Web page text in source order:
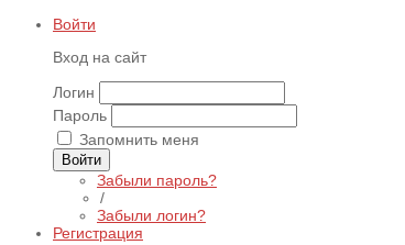
Войти
Вход на сайт
Логин
Пароль
Запомнить меня
Войти
Забыли пароль?
/
Забыли логин?
Регистрация